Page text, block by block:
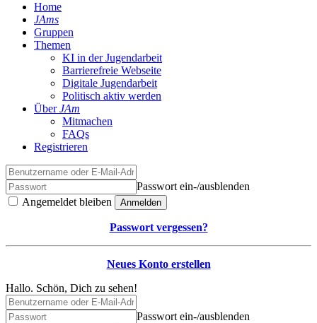
Home
JAms
Gruppen
Themen
KI in der Jugendarbeit
Barrierefreie Webseite
Digitale Jugendarbeit
Politisch aktiv werden
ÜberJAm
Mitmachen
FAQs
Registrieren
Passwort ein-/ausblenden
Angemeldet bleiben
Anmelden
Passwort vergessen?
Neues Konto erstellen
Hallo. Schön, Dich zu sehen!
Passwort ein-/ausblenden